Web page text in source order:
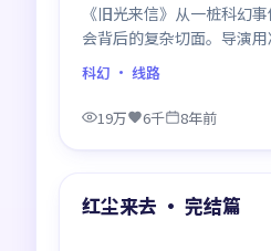
《旧光来信》从一桩科幻
会背后的复杂切面。导演
浸感极强，看完后劲十足。
科幻 · 线路
19万 6千 8年前
精选
红尘来去 · 完结篇